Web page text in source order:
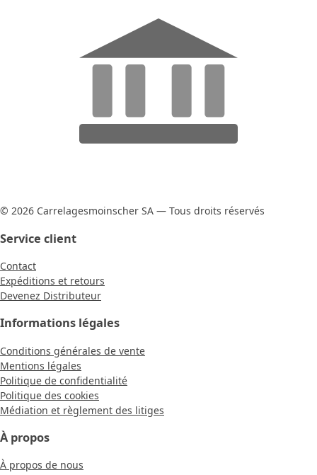
© 2026 Carrelagesmoinscher SA — Tous droits réservés
Service client
Contact
Expéditions et retours
Devenez Distributeur
Informations légales
Conditions générales de vente
Mentions légales
Politique de confidentialité
Politique des cookies
Médiation et règlement des litiges
À propos
À propos de nous